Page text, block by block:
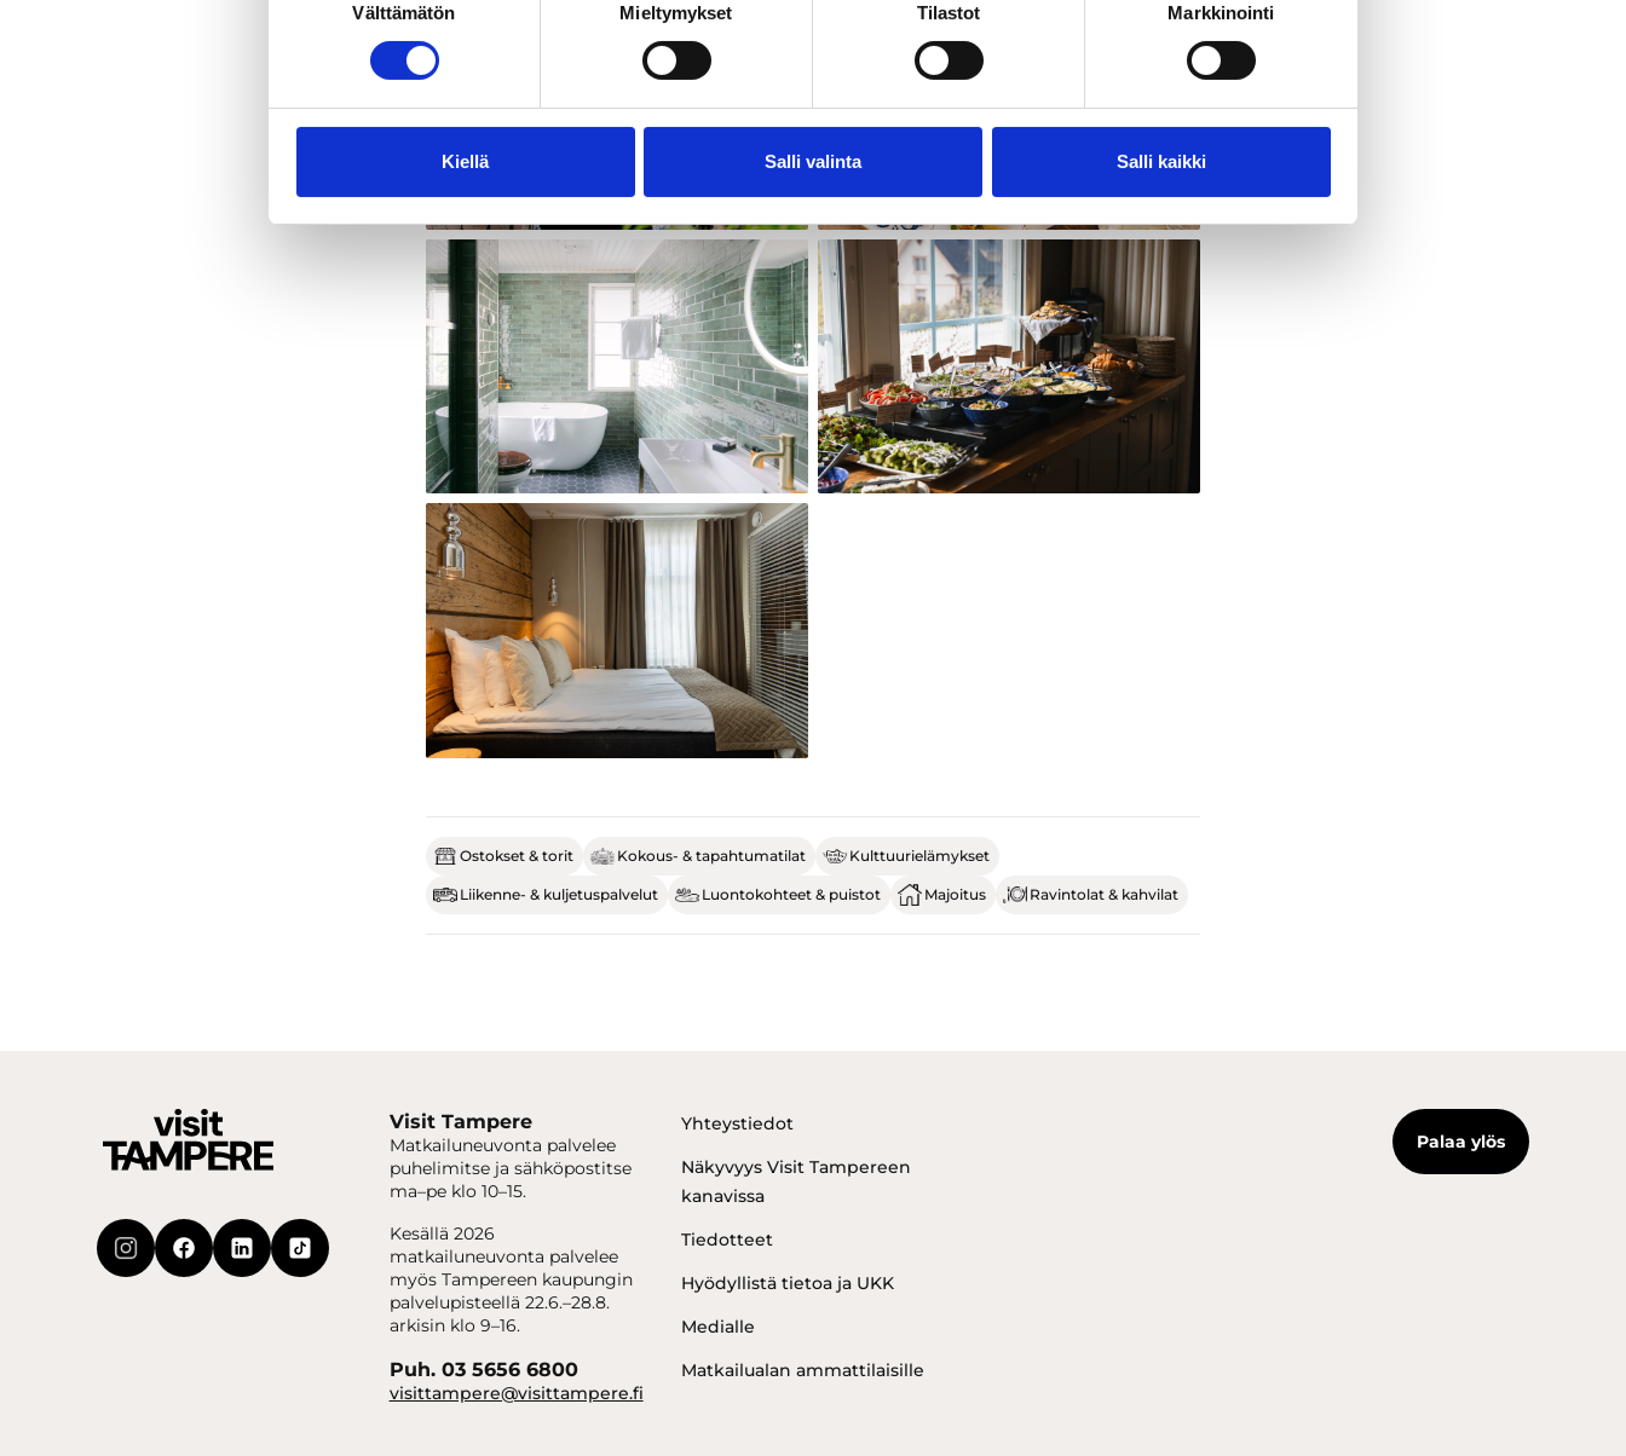
Välttämätön Mieltymykset Tilastot Markkinointi
Kiellä Salli valinta Salli kaikki
Ostokset & torit Kokous- & tapahtumatilat Kulttuurielämykset
Liikenne- & kuljetuspalvelut Luontokohteet & puistot Majoitus Ravintolat & kahvilat
Visit Tampere
Matkailuneuvonta palvelee
puhelimitse ja sähköpostitse
ma–pe klo 10–15.
Kesällä 2026
matkailuneuvonta palvelee
myös Tampereen kaupungin
palvelupisteellä 22.6.–28.8.
arkisin klo 9–16.
Puh. 03 5656 6800
visittampere@visittampere.fi
Yhteystiedot
Näkyvyys Visit Tampereen
kanavissa
Tiedotteet
Hyödyllistä tietoa ja UKK
Medialle
Matkailualan ammattilaisille
Palaa ylös